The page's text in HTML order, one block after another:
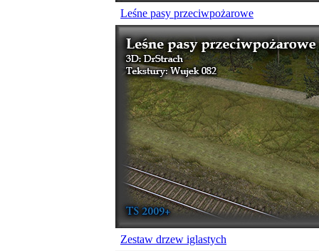
Leśne pasy przeciwpożarowe
Zestaw drzew iglastych